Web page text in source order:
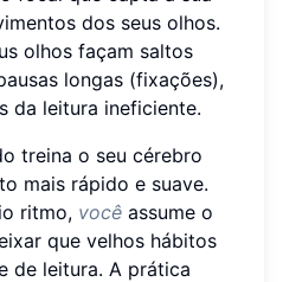
dos seus olhos.
olhos façam saltos
longas (fixações),
da leitura ineficiente.
treina o seu cérebro
mais rápido e suave.
ritmo, você assume o
que velhos hábitos
de leitura. A prática